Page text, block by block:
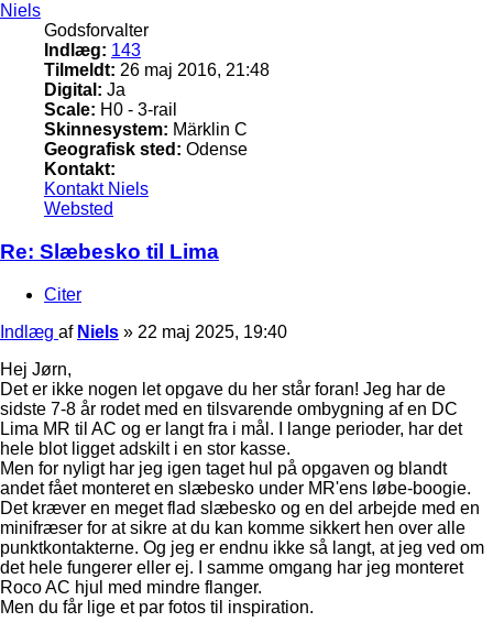
Niels
Godsforvalter
Indlæg: 143
Tilmeldt: 26 maj 2016, 21:48
Digital: Ja
Scale: H0 - 3-rail
Skinnesystem: Märklin C
Geografisk sted: Odense
Kontakt:
Kontakt Niels
Websted
Re: Slæbesko til Lima
Citer
Indlæg af Niels » 22 maj 2025, 19:40
Hej Jørn,
Det er ikke nogen let opgave du her står foran! Jeg har de
sidste 7-8 år rodet med en tilsvarende ombygning af en DC
Lima MR til AC og er langt fra i mål. I lange perioder, har det
hele blot ligget adskilt i en stor kasse.
Men for nyligt har jeg igen taget hul på opgaven og blandt
andet fået monteret en slæbesko under MR'ens løbe-boogie.
Det kræver en meget flad slæbesko og en del arbejde med en
minifræser for at sikre at du kan komme sikkert hen over alle
punktkontakterne. Og jeg er endnu ikke så langt, at jeg ved om
det hele fungerer eller ej. I samme omgang har jeg monteret
Roco AC hjul med mindre flanger.
Men du får lige et par fotos til inspiration.